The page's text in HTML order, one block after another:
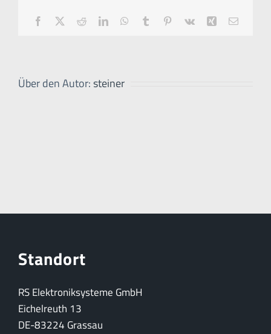
Facebook RedditLinkedInWhatsApp
Tumblr Pinterest
Vk Xing E-
Über den Autor:steiner
Standort
RS Elektroniksysteme GmbH
Eichelreuth 13
DE-83224 Grassau